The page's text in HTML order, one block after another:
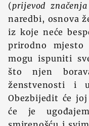
(prijevod
naredbi, osnova
iz koje neće
prirodno
mogu ispuniti
što njen
ženstvenosti i
Obezbijedit će
će je